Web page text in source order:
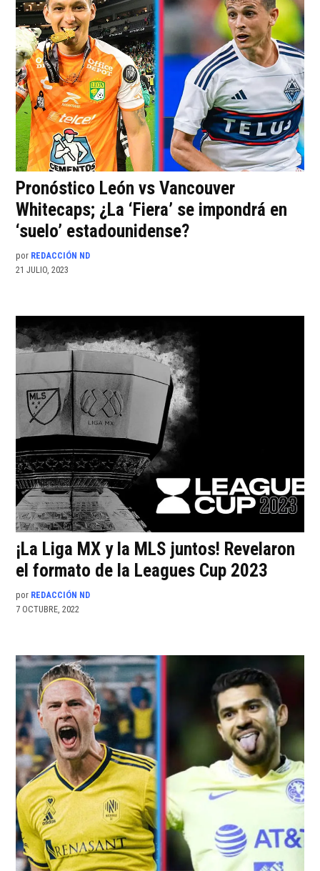
Pronóstico León vs Vancouver
Whitecaps; ¿La ‘Fiera’ se impondrá en
‘suelo’ estadounidense?
por REDACCIÓN ND
21 JULIO, 2023
¡La Liga MX y la MLS juntos! Revelaron
el formato de la Leagues Cup 2023
por REDACCIÓN ND
7 OCTUBRE, 2022